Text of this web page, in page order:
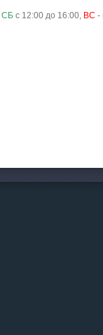
СБ с 12:00 до 16:00, ВС -